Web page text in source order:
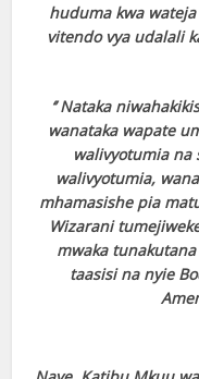
huduma kwa
vitendo vya udalali
‘’ Nataka
wanataka wapate
walivyotumia na
walivyotumia,
mhamasishe pia
Wizarani
mwaka
taasisi na nyie